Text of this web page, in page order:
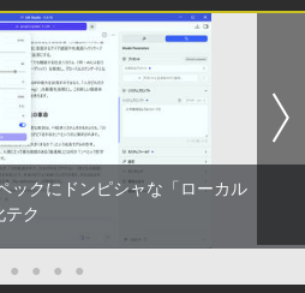
ックにドンピシャな「ローカル
テク
● ● ● ●